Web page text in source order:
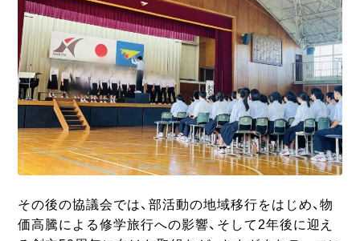
その後の協議会では、部活動の地域移行をはじめ、物
価高騰による修学旅行への影響、そして2年後に迎え